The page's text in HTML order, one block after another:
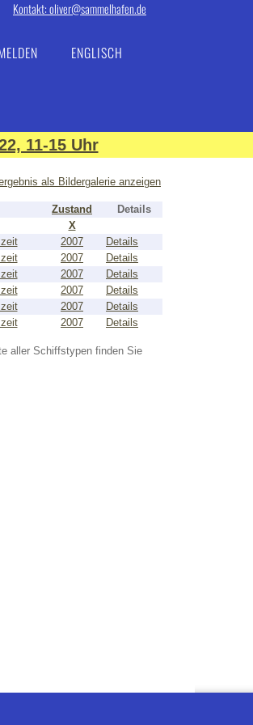
Kontakt: oliver@sammelhafen.de
ENGLISCH
11-15 Uhr
als Bildergalerie anzeigen
Zustand
Details
X
2007
Details
2007
Details
2007
Details
2007
Details
2007
Details
2007 Details
aller Schiffstypen finden Sie